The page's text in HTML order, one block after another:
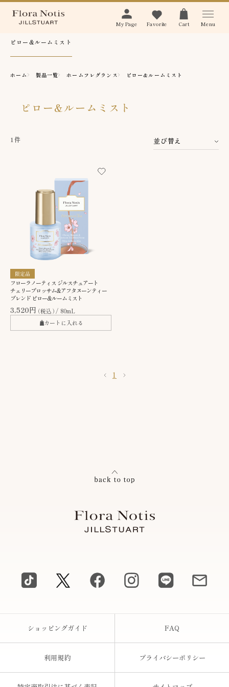
My Page Favorite Cart Menu
ピロー&ルームミスト
ホーム 製品一覧 ホームフレグランス ピロー&ルームミスト
ピロー&ルームミスト
1件 並び替え
フローラノーティス ジルスチュアート
チェリーブロッサム&アフタヌーンティー
ブレンド ピロー&ルームミスト
3,520円（税込） 80mL
カートに入れる
1
ショッピングガイド FAQ
利用規約 プライバシーポリシー